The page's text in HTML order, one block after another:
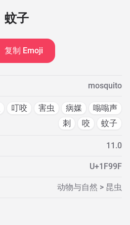
蚊子
复制 Emoji
mosquito
叮咬 害虫 病媒
嗡嗡声
刺
咬 蚊子
11.0
U+1F99F
动物与自然 > 昆虫